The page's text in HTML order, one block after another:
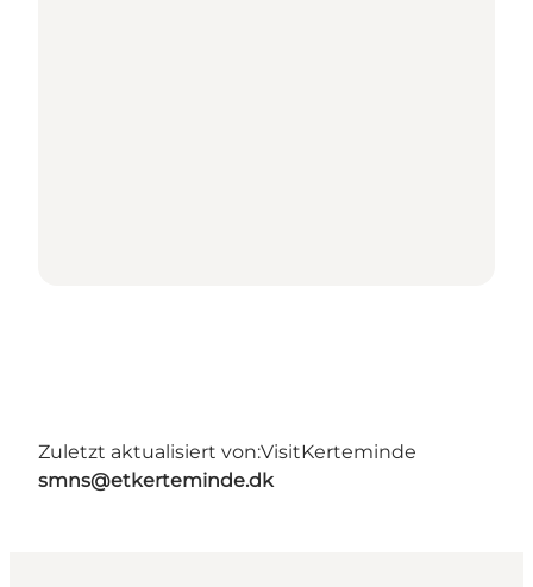
Zuletzt aktualisiert von:VisitKerteminde
smns@etkerteminde.dk